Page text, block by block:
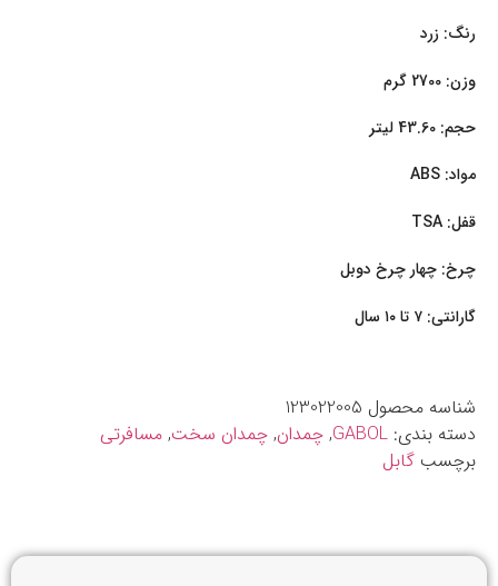
رنگ: زرد
وزن: 2700 گرم
حجم: 43.60 لیتر
مواد: ABS
قفل: TSA
چرخ: چهار چرخ دوبل
گارانتی: ۷ تا ۱۰ سال
شناسه محصول 123022005
دسته بندی: GABOL
, چمدان, چمدان سخت, مسافرتی
برچسب گابل